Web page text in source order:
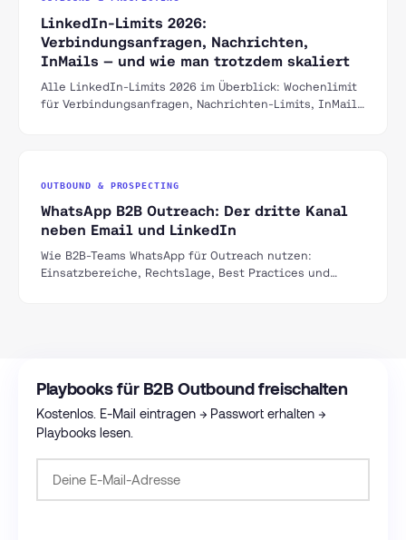
LinkedIn-Limits 2026:
Verbindungsanfragen, Nachrichten,
InMails — und wie man trotzdem skaliert
Alle LinkedIn-Limits 2026 im Überblick: Wochenlimit
für Verbindungsanfragen, Nachrichten-Limits, InMail-
OUTBOUND & PROSPECTING
WhatsApp B2B Outreach: Der dritte Kanal
neben Email und LinkedIn
Wie B2B-Teams WhatsApp für Outreach nutzen:
Einsatzbereiche, Rechtslage, Best Practices und
Playbooks für B2B Outbound freischalten
Kostenlos. E-Mail eintragen → Passwort erhalten →
Playbooks lesen.